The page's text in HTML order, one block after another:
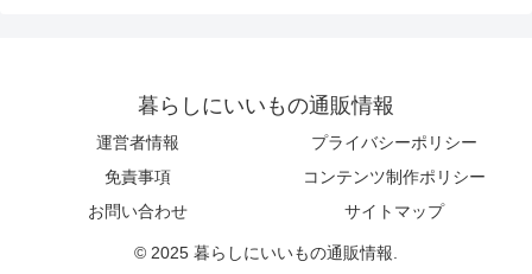
暮らしにいいもの通販情報
運営者情報
プライバシーポリシー
免責事項
コンテンツ制作ポリシー
お問い合わせ
サイトマップ
© 2025 暮らしにいいもの通販情報.